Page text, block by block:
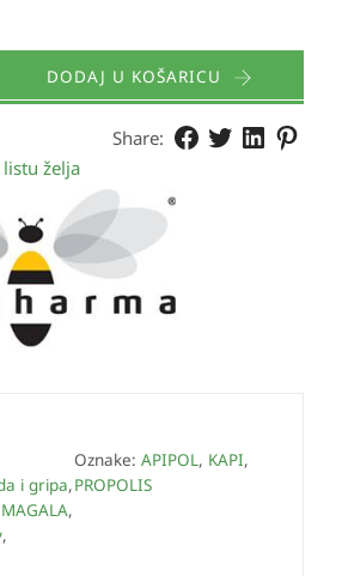
DODAJ U KOŠARICU
Share:
želja
i gripa,
,
,
Oznake: APIPOL, KAPI,
PROPOLIS